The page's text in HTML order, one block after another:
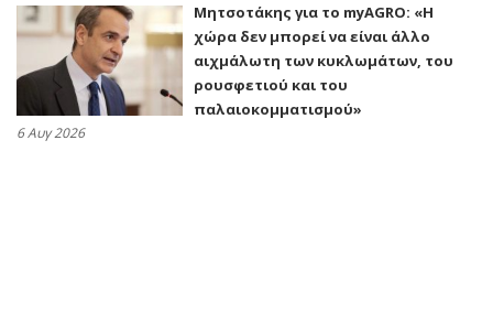
Μητσοτάκης για το myAGRO: «Η
χώρα δεν μπορεί να είναι άλλο
αιχμάλωτη των κυκλωμάτων, του
ρουσφετιού και του
παλαιοκομματισμού»
6 Αυγ 2026